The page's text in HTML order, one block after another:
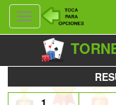
Desplegar
navegación
1